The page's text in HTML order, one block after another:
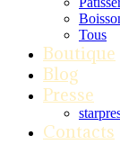
Tous
Boutique
Blog
Presse
Contacts